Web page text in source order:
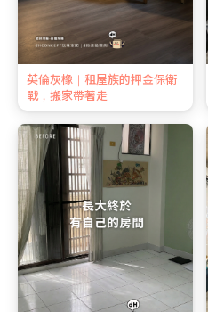
英倫灰橡｜租屋族的押金保衛
戰，搬家帶著走